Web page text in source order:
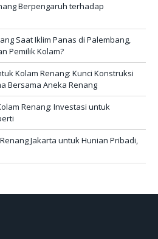
Berpengaruh terhadap
Saat Iklim Panas di Palembang,
Pemilik Kolam?
Kolam Renang: Kunci Konstruksi
Bersama Aneka Renang
Renang: Investasi untuk
Jakarta untuk Hunian Pribadi,